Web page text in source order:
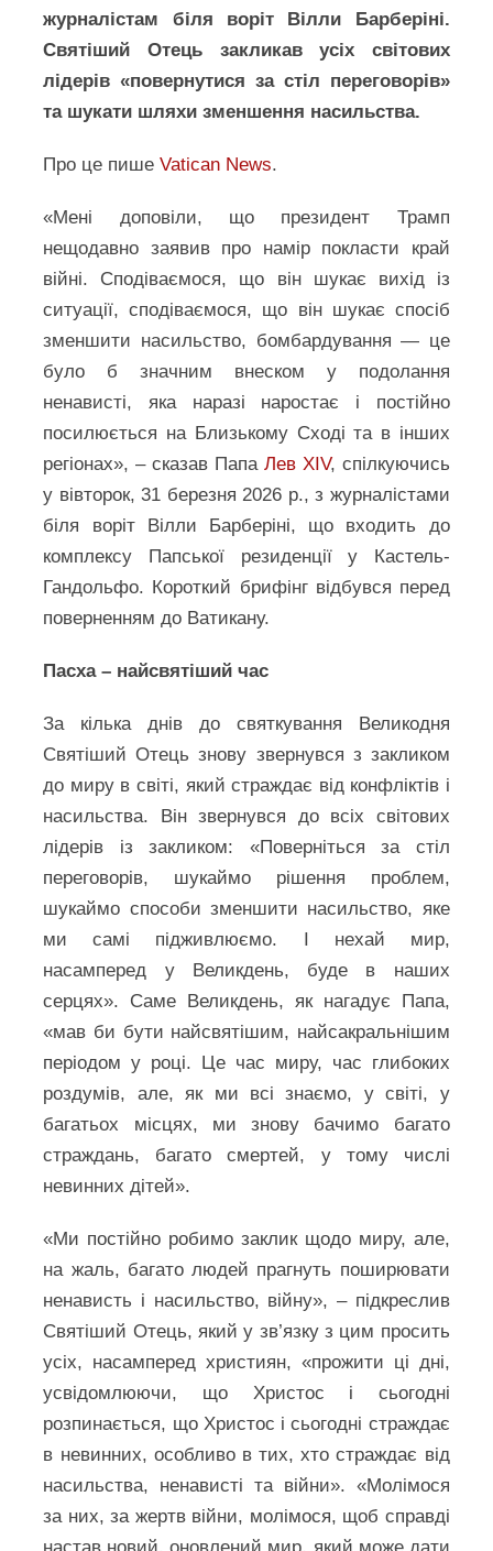
журналістам біля воріт Вілли Барберіні.
Святіший Отець закликав усіх світових
лідерів «повернутися за стіл переговорів»
та шукати шляхи зменшення насильства.
Про це пишеVatican News.
«Мені доповіли, що президент Трамп
нещодавно заявив про намір покласти край
війні. Сподіваємося, що він шукає вихід із
ситуації, сподіваємося, що він шукає спосіб
зменшити насильство, бомбардування — це
було б значним внеском у подолання
ненависті, яка наразі наростає і постійно
посилюється на Близькому Сході та в інших
регіонах», – сказав Папа Лев XIV, спілкуючись
у вівторок, 31 березня 2026 р., з журналістами
біля воріт Вілли Барберіні, що входить до
комплексу Папської резиденції у Кастель-
Гандольфо. Короткий брифінг відбувся перед
поверненням до Ватикану.
Пасха – найсвятіший час
За кілька днів до святкування Великодня
Святіший Отець знову звернувся з закликом
до миру в світі, який страждає від конфліктів і
насильства. Він звернувся до всіх світових
лідерів із закликом: «Поверніться за стіл
переговорів, шукаймо рішення проблем,
шукаймо способи зменшити насильство, яке
ми самі підживлюємо. І нехай мир,
насамперед у Великдень, буде в наших
серцях». Саме Великдень, як нагадує Папа,
«мав би бути найсвятішим, найсакральнішим
періодом у році. Це час миру, час глибоких
роздумів, але, як ми всі знаємо, у світі, у
багатьох місцях, ми знову бачимо багато
страждань, багато смертей, у тому числі
невинних дітей».
«Ми постійно робимо заклик щодо миру, але,
на жаль, багато людей прагнуть поширювати
ненависть і насильство, війну», – підкреслив
Святіший Отець, який у зв’язку з цим просить
усіх, насамперед християн, «прожити ці дні,
усвідомлюючи, що Христос і сьогодні
розпинається, що Христос і сьогодні страждає
в невинних, особливо в тих, хто страждає від
насильства, ненависті та війни». «Молімося
за них, за жертв війни, молімося, щоб справді